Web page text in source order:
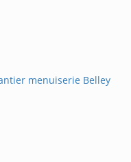
menuiserie Belley